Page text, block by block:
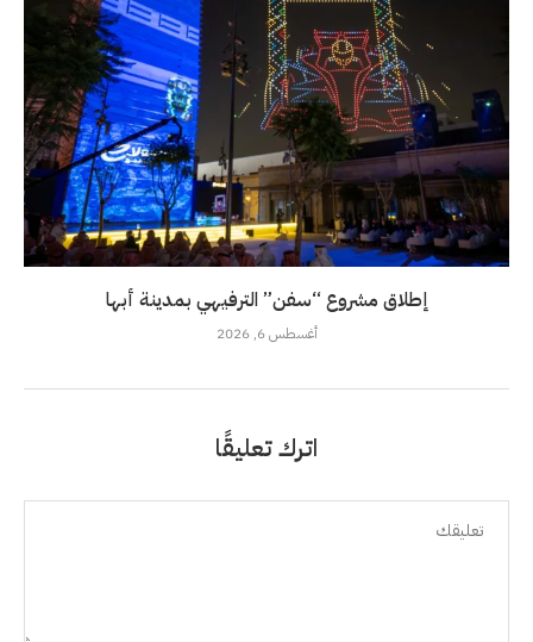
إطلاق مشروع “سفن” الترفيهي بمدينة أبها
أغسطس 6, 2026
اترك تعليقًا